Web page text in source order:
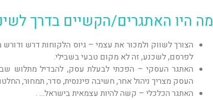
מה היו האתגרים/הקשיים בדרך
הצורך לשווק ולמכור את עצמי – גיוס הלקוחות דרש
לפרסם, לשכנע, זה לא מקום טבעי בשבילי.
האתגר העסקי – הפכתי לבעלת עסק, להבדיל מתלוש
העסק מצריך ניהול אחר, חשיבה פיננסית, סדר, תמחור,
האתגר הכלכלי – קשה להיות עצמאית בישראל… .